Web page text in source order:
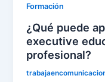
Formación
¿Qué puede
executive
profesional?